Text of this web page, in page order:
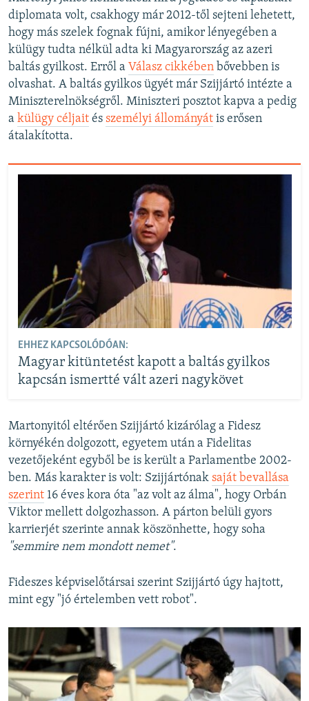
diplomata volt, csakhogy már 2012-től sejteni lehetett,
hogy más szelek fognak fújni, amikor lényegében a
külügy tudta nélkül adta ki Magyarország az azeri
baltás gyilkost. Erről a Válasz cikkében bővebben is
olvashat. A baltás gyilkos ügyét már Szijjártó intézte a
Miniszterelnökségről. Miniszteri posztot kapva a pedig
a külügy céljait és személyi állományát is erősen
átalakította.
EHHEZ KAPCSOLÓDÓAN:
Magyar kitüntetést kapott a baltás gyilkos
kapcsán ismertté vált azeri nagykövet
Martonyitól eltérően Szijjártó kizárólag a Fidesz
környékén dolgozott, egyetem után a Fidelitas
vezetőjeként egyből be is került a Parlamentbe 2002-
ben. Más karakter is volt: Szijjártónak saját bevallása
szerint 16 éves kora óta "az volt az álma", hogy Orbán
Viktor mellett dolgozhasson. A párton belüli gyors
karrierjét szerinte annak köszönhette, hogy soha
"semmire nem mondott nemet".
Fideszes képviselőtársai szerint Szijjártó úgy hajtott,
mint egy "jó értelemben vett robot".